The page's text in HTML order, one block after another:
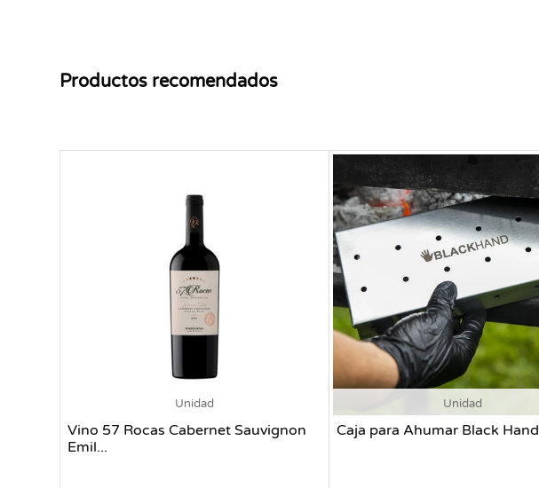
Productos recomendados
Unidad
Vino 57 Rocas Cabernet Sauvignon
Emil...
Unidad
Caja para Ahumar Black Hand